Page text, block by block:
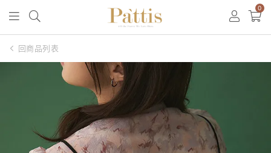
0
回商品列表